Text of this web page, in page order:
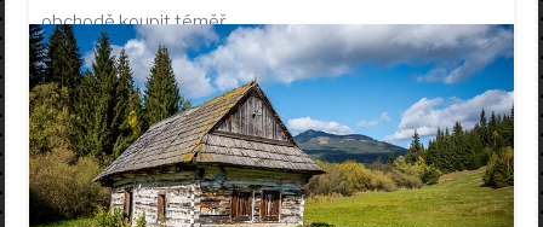
obchodě koupit téměř…